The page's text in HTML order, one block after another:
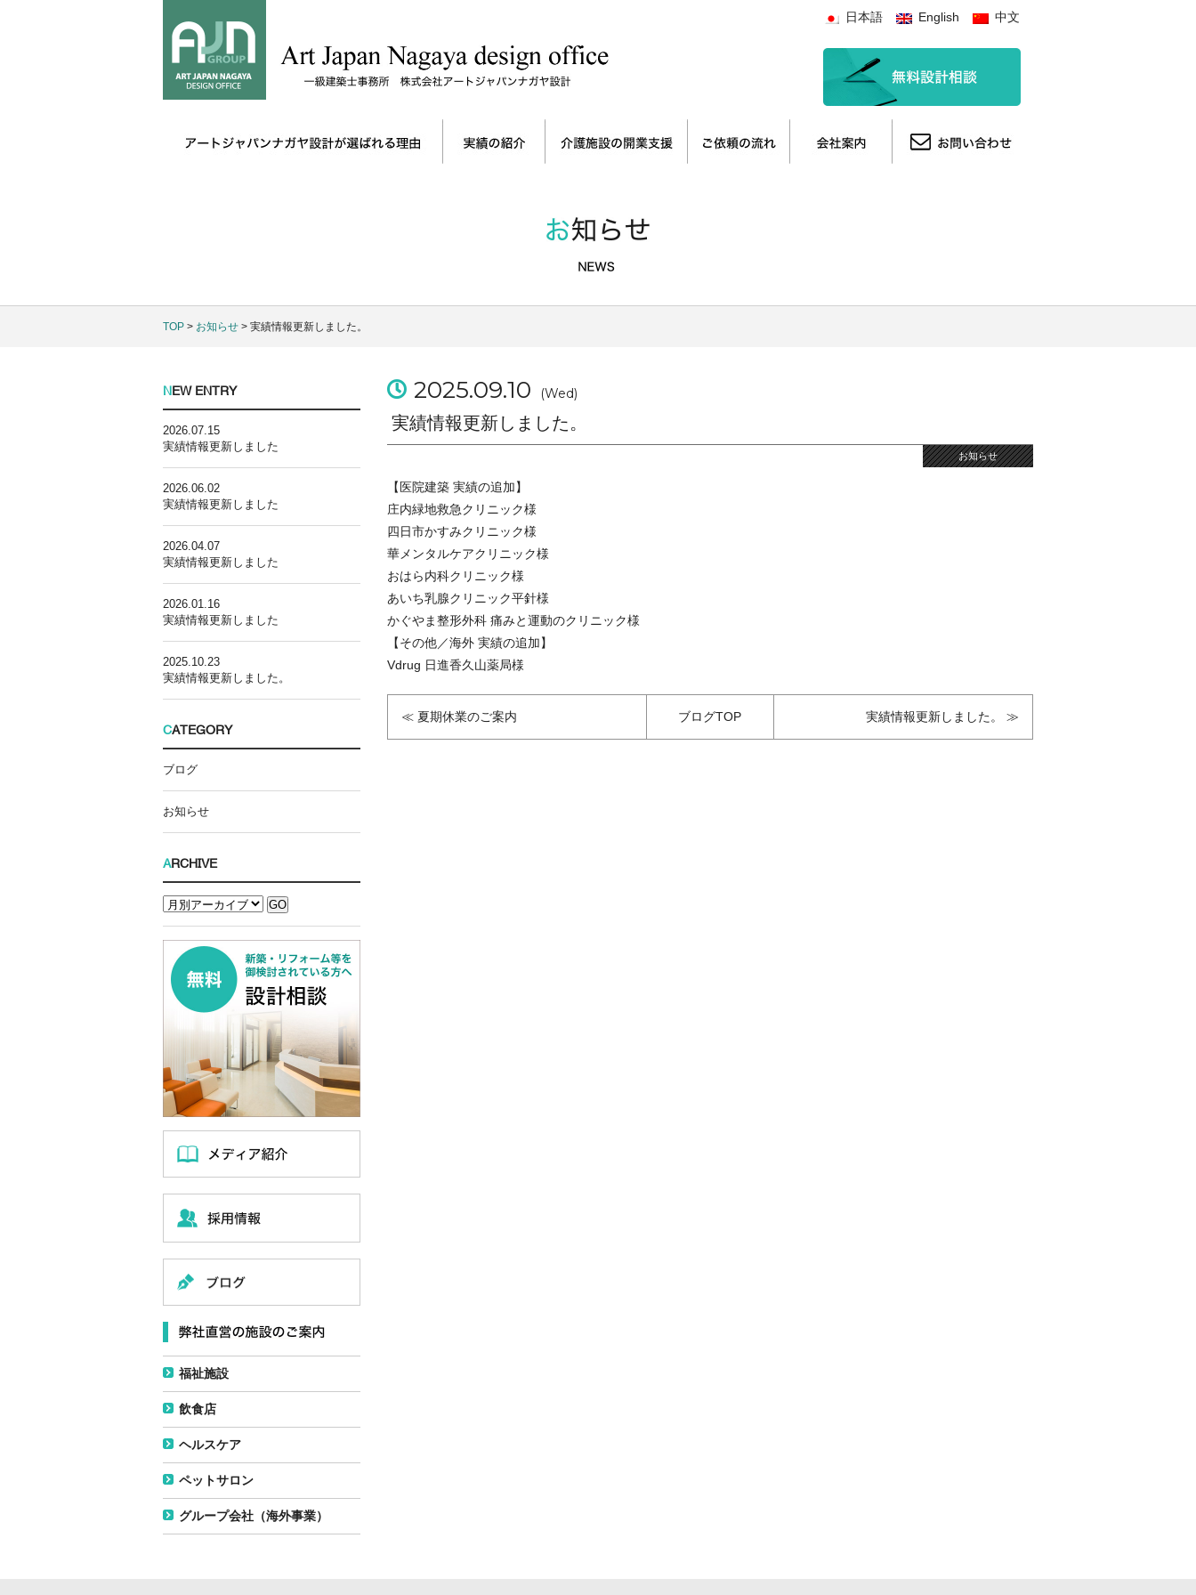
日本語 English 中文
TOP > お知らせ > 実績情報更新しました。
2025.09.10 (Wed)
実績情報更新しました。
お知らせ
【医院建築 実績の追加】
庄内緑地救急クリニック様
四日市かすみクリニック様
華メンタルケアクリニック様
おはら内科クリニック様
あいち乳腺クリニック平針様
かぐやま整形外科 痛みと運動のクリニック様
【その他／海外 実績の追加】
Vdrug 日進香久山薬局様
≪ 夏期休業のご案内 ブログTOP 実績情報更新しました。 ≫
NEW ENTRY
2026.07.15
実績情報更新しました
2026.06.02
実績情報更新しました
2026.04.07
実績情報更新しました
2026.01.16
実績情報更新しました
2025.10.23
実績情報更新しました。
CATEGORY
ブログ
お知らせ
ARCHIVE
福祉施設
飲食店
ヘルスケア
ペットサロン
グループ会社（海外事業）